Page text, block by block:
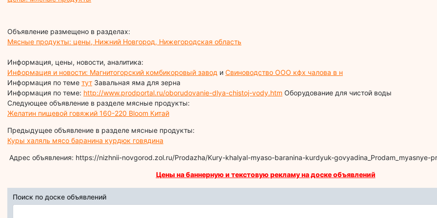
Объявление размещено в разделах:
Мясные продукты: цены, Нижний Новгород, Нижегородская область
Информация, цены, новости, аналитика:
Информация и новости: Магнитогорский комбикоровый завод и Свиноводство ООО кфх чалова в н
Информация по теме тут Завальная яма для зерна
Информация по теме: http://www.prodportal.ru/oborudovanie-dlya-chistoj-vody.htm Оборудование для чистой воды
Следующее объявление в разделе мясные продукты:
Желатин пищевой говяжий 160-220 Bloom Китай
Предыдущее объявление в разделе мясные продукты:
Куры халяль мясо баранина курдюк говядина
Адрес объявления: https://nizhnii-novgorod.zol.ru/Prodazha/Kury-khalyal-myaso-baranina-kurdyuk-govyadina_Prodam_myasnye-
Цены на баннерную и текстовую рекламу на доске объявлений
Поиск по доске объявлений